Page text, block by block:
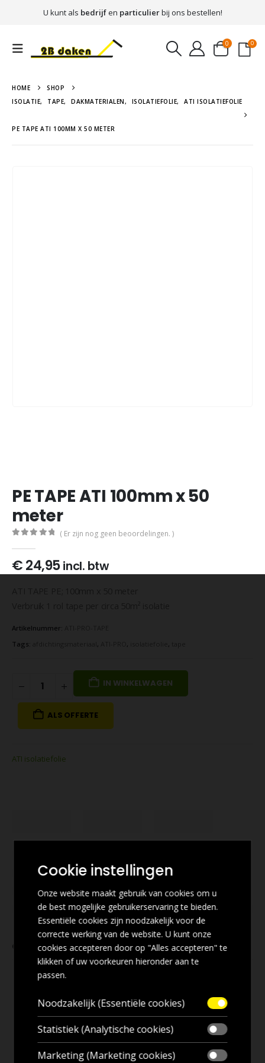
U kunt als bedrijfen particulierbij ons bestellen!
0 0
HOME
SHOP
ISOLATIE, TAPE, DAKMATERIALEN, ISOLATIEFOLIE, ATI ISOLATIEFOLIE
PE TAPE ATI 100MM X 50 METER
PE TAPE ATI 100mm x 50
meter
( Er zijn nog geen beoordelingen. )
€24,95incl. btw
Artikelnummer:
Tags:
, , ,
IN WINKELWAGEN
ALS OFFERTE
ATI isolatiefolie
GERELATEERDE PRODUCTEN
UITVERKOCHT
Cookie instellingen
Onze website maakt gebruik van cookies om u
de best mogelijke gebruikerservaring te bieden.
Essentiële cookies zijn noodzakelijk voor de
correcte werking van de website. U kunt onze
cookies accepteren door op "Alles accepteren" te
klikken of uw voorkeuren hieronder aan te
passen.
Noodzakelijk (Essentiële cookies)
Statistiek (Analytische cookies)
Marketing (Marketing cookies)